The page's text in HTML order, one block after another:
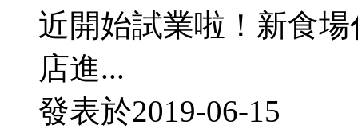
近開始試業啦！新食
店進...
發表於2019-06-15